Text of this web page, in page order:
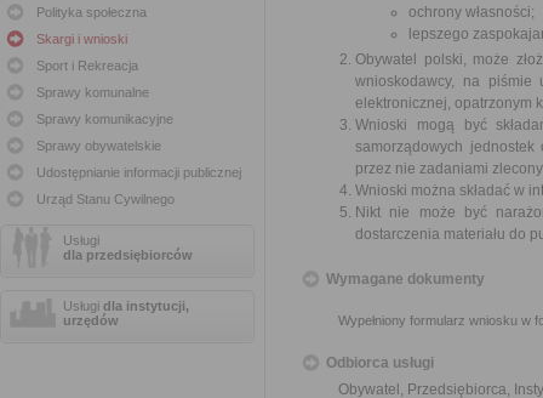
Polityka społeczna
Skargi i wnioski
Sport i Rekreacja
Sprawy komunalne
Sprawy komunikacyjne
Sprawy obywatelskie
Udostępnianie informacji publicznej
Urząd Stanu Cywilnego
Usługi
dla przedsiębiorców
Usługi dla instytucji,
urzędów
ochrony własności;
lepszego
Obywatel polski, może
wnioskodawcy, na piśmie
elektronicznej, opatrzonym
Wnioski mogą być
samorządowych
przez nie zadaniami
Wnioski można składać w
Nikt nie może być
dostarczenia materiału do
Wymagane dokumenty
Wypełniony formularz wniosku w
Odbiorca usługi
Obywatel, Przedsiębiorca,